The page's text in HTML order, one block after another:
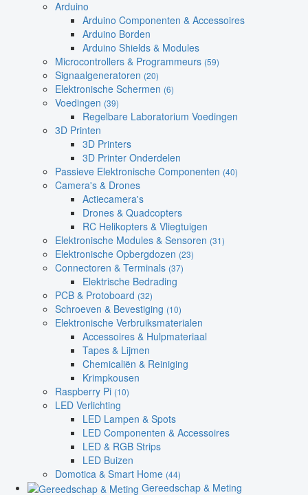
Arduino
Arduino Componenten & Accessoires
Arduino Borden
Arduino Shields & Modules
Microcontrollers & Programmeurs (59)
Signaalgeneratoren (20)
Elektronische Schermen (6)
Voedingen (39)
Regelbare Laboratorium Voedingen
3D Printen
3D Printers
3D Printer Onderdelen
Passieve Elektronische Componenten (40)
Camera's & Drones
Actiecamera's
Drones & Quadcopters
RC Helikopters & Vliegtuigen
Elektronische Modules & Sensoren (31)
Elektronische Opbergdozen (23)
Connectoren & Terminals (37)
Elektrische Bedrading
PCB & Protoboard (32)
Schroeven & Bevestiging (10)
Elektronische Verbruiksmaterialen
Accessoires & Hulpmateriaal
Tapes & Lijmen
Chemicaliën & Reiniging
Krimpkousen
Raspberry Pi (10)
LED Verlichting
LED Lampen & Spots
LED Componenten & Accessoires
LED & RGB Strips
LED Buizen
Domotica & Smart Home (44)
Gereedschap & Meting